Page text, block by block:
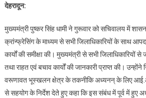
देहरादून:
मुख्यमंत्री पुष्कर सिंह धामी ने गुरूवार को सचिवालय में शासन
क्रांन्फ्रेसिंग के माध्यम से सभी जिलाधिकारियों के साथ
कार्यों की समीक्षा की। मुख्यमंत्री से सभी जिलाधिकारियों
तथा राहत एवं बचाव कार्यों की जानकारी प्राप्त की। उन्होंने
वरूणावत भूस्खलन क्षेत्र के तकनीकि अध्यनन् के लिए
से सहयोग के निर्देश देते हुए कहा कि इस संबंध में पूर्व में हुए